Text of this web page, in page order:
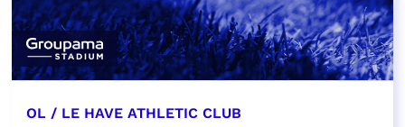
OL / LE HAVE ATHLETIC CLUB